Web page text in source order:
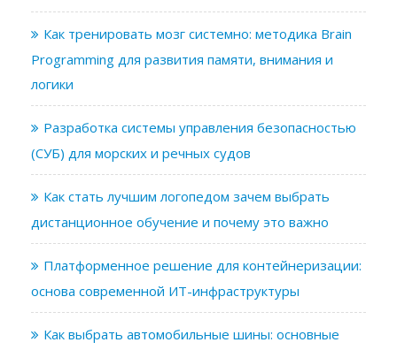
Как тренировать мозг системно: методика Brain
Programming для развития памяти, внимания и
логики
Разработка системы управления безопасностью
(СУБ) для морских и речных судов
Как стать лучшим логопедом зачем выбрать
дистанционное обучение и почему это важно
Платформенное решение для контейнеризации:
основа современной ИТ-инфраструктуры
Как выбрать автомобильные шины: основные